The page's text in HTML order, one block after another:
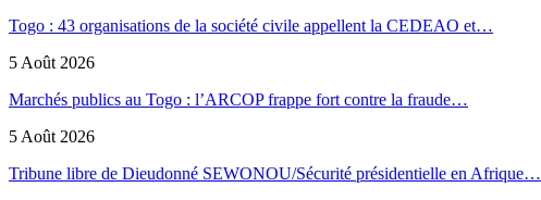
Togo : 43 organisations de la société civile appellent la CEDEAO et…
5 Août 2026
Marchés publics au Togo : l’ARCOP frappe fort contre la fraude…
5 Août 2026
Tribune libre de Dieudonné SEWONOU/Sécurité présidentielle en Afrique…